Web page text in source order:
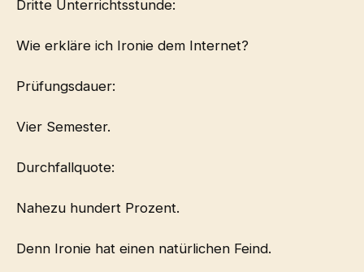
Dritte Unterrichtsstunde:
Wie erkläre ich Ironie dem Internet?
Prüfungsdauer:
Vier Semester.
Durchfallquote:
Nahezu hundert Prozent.
Denn Ironie hat einen natürlichen Feind.